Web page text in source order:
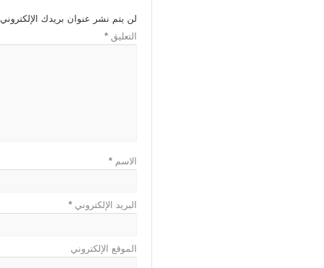
لن يتم نشر عنوان بريدك الإلكتروني.
التعليق*
الاسم*
البريد الإلكتروني*
الموقع الإلكتروني